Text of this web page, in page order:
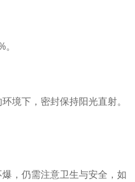
境下，密封保持阳光直射。
，仍需注意卫生与安全，如